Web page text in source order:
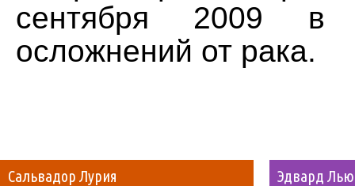
сентября 2009 в
осложнений от рака.
Сальвадор Лурия Эдвард